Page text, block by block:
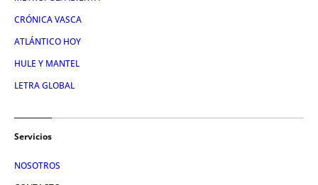
CRÓNICA VASCA
ATLÁNTICO HOY
HULE Y MANTEL
LETRA GLOBAL
Servicios
NOSOTROS